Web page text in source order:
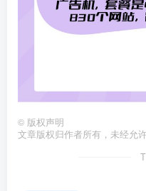
© 版权声明
文章版权归作者所有，未经允许